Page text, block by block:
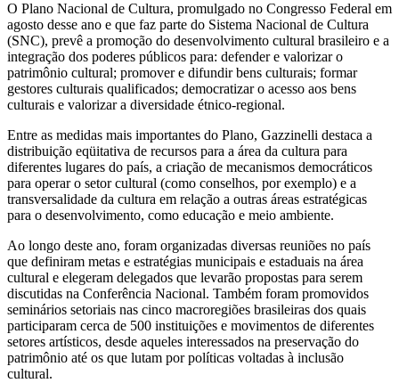
O Plano Nacional de Cultura, promulgado no Congresso Federal em
agosto desse ano e que faz parte do Sistema Nacional de Cultura
(SNC), prevê a promoção do desenvolvimento cultural brasileiro e a
integração dos poderes públicos para: defender e valorizar o
patrimônio cultural; promover e difundir bens culturais; formar
gestores culturais qualificados; democratizar o acesso aos bens
culturais e valorizar a diversidade étnico-regional.
Entre as medidas mais importantes do Plano, Gazzinelli destaca a
distribuição eqüitativa de recursos para a área da cultura para
diferentes lugares do país, a criação de mecanismos democráticos
para operar o setor cultural (como conselhos, por exemplo) e a
transversalidade da cultura em relação a outras áreas estratégicas
para o desenvolvimento, como educação e meio ambiente.
Ao longo deste ano, foram organizadas diversas reuniões no país
que definiram metas e estratégias municipais e estaduais na área
cultural e elegeram delegados que levarão propostas para serem
discutidas na Conferência Nacional. Também foram promovidos
seminários setoriais nas cinco macroregiões brasileiras dos quais
participaram cerca de 500 instituições e movimentos de diferentes
setores artísticos, desde aqueles interessados na preservação do
patrimônio até os que lutam por políticas voltadas à inclusão
cultural.